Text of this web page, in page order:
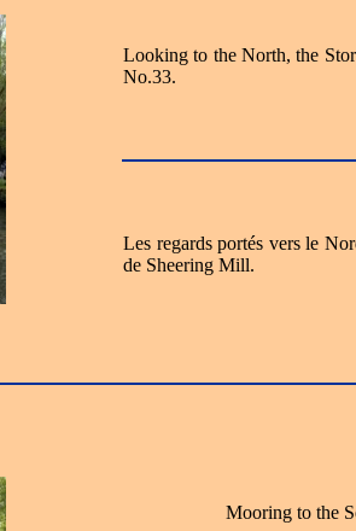
Looking to the North, the
No.33.
Les regards portés vers le
de Sheering Mill.
Mooring to the